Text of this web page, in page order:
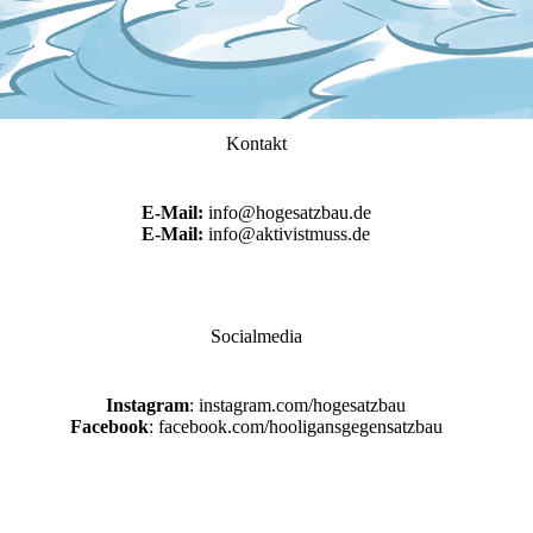
Kontakt
E-Mail: info@hogesatzbau.de
E-Mail: info@aktivistmuss.de
Socialmedia
Instagram: instagram.com/hogesatzbau
Facebook: facebook.com/hooligansgegensatzbau